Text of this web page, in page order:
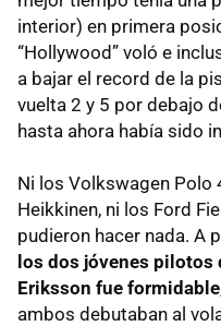
interior) en primera
“Hollywood” voló e
a bajar el record de la
vuelta 2 y 5 por debajo
hasta ahora había sido
Ni los Volkswagen Polo
Heikkinen, ni los Ford
pudieron hacer nada. A
los dos jóvenes pilotos
Eriksson fue formidable
ambos debutaban al